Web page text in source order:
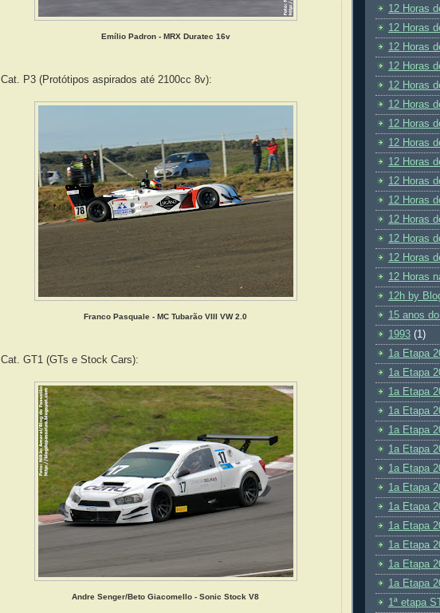
Emílio Padron - MRX Duratec 16v
Cat. P3 (Protótipos aspirados até 2100cc 8v):
Franco Pasquale - MC Tubarão VIII VW 2.0
Cat. GT1 (GTs e Stock Cars):
Andre Senger/Beto Giacomello - Sonic Stock V8
12 Horas
12 Horas
12 Horas
12 Horas
12 Horas
12 Horas
12 Horas
12 Horas
12 Horas
12 Horas
12 Horas
12 Horas
12 Horas
12 Horas
12 Horas
12h by
15 anos
1993 (1)
1a Etapa
1a Etapa
1a Etapa
1a Etapa
1a Etapa
1a Etapa
1a Etapa
1a Etapa
1a Etapa
1a Etapa
1a Etapa
1a Etapa
1a Etapa
1ª etapa